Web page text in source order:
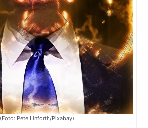
(Foto: Pete Linforth/Pixabay)